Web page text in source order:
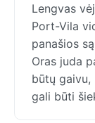
Lengvas
Port-Vila
panašios
Oras juda
būtų gaivu,
gali būti